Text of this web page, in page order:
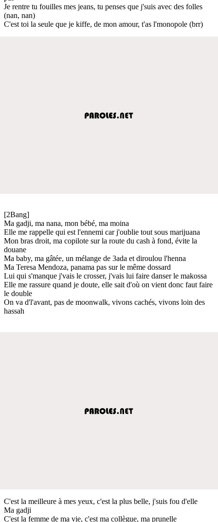
Je rentre tu fouilles mes jeans, tu penses que j'suis avec des folles
(nan, nan)
C'est toi la seule que je kiffe, de mon amour, t'as l'monopole (brr)
[2Bang]
Ma gadji, ma nana, mon bébé, ma moina
Elle me rappelle qui est l'ennemi car j'oublie tout sous marijuana
Mon bras droit, ma copilote sur la route du cash à fond, évite la
douane
Ma baby, ma gâtée, un mélange de 3ada et diroulou l'henna
Ma Teresa Mendoza, panama pas sur le même dossard
Lui qui s'manque j'vais le crosser, j'vais lui faire danser le makossa
Elle me rassure quand je doute, elle sait d'où on vient donc faut faire
le double
On va d'l'avant, pas de moonwalk, vivons cachés, vivons loin des
hassah
C'est la meilleure à mes yeux, c'est la plus belle, j'suis fou d'elle
Ma gadji
C'est la femme de ma vie, c'est ma collègue, ma prunelle